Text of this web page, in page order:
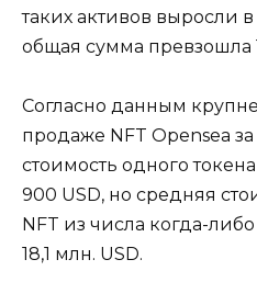
таких активов выросли
общая сумма превзошла
Согласно данным
продаже NFT Opensea за
стоимость одного
900 USD, но средняя
NFT из числа когда-
18,1 млн. USD.